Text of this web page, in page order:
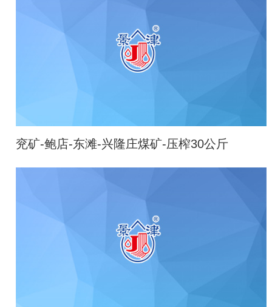
兖矿-鲍店-东滩-兴隆庄煤矿-压榨30公斤